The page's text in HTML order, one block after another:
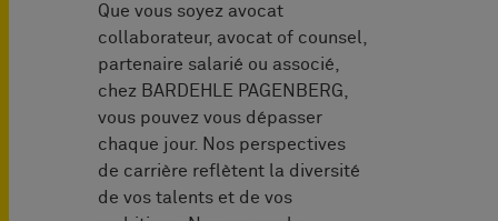
Que vous soyez avocat
collaborateur, avocat of counsel,
partenaire salarié ou associé,
chez BARDEHLE PAGENBERG,
vous pouvez vous dépasser
chaque jour. Nos perspectives
de carrière reflètent la diversité
de vos talents et de vos